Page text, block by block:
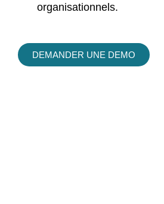
organisationnels.
DEMANDER UNE DEMO